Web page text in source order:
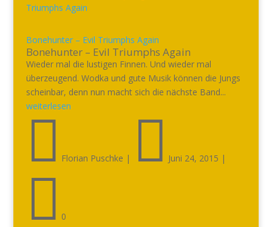
Bonehunter – Evil Triumphs Again
Bonehunter – Evil Triumphs Again
Wieder mal die lustigen Finnen. Und wieder mal
überzeugend. Wodka und gute Musik können die Jungs
scheinbar, denn nun macht sich die nächste Band...
weiterlesen
 Florian Puschke |  Juni 24, 2015 |
 0